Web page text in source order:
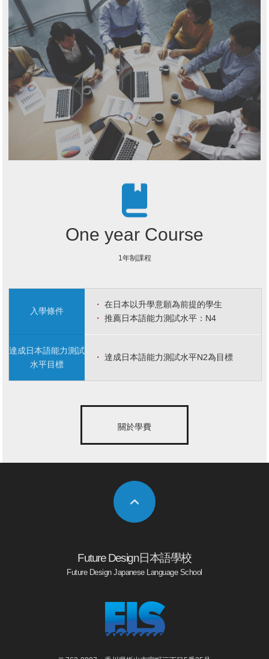
One year Course
1年制課程
入學條件
・ 在日本以升學意願為前提的學生
・ 推薦日本語能力測試水平：N4
達成日本語能力測試
水平目標
・ 達成日本語能力測試水平N2為目標
關於學費
Future Design日本語學校
Future Design Japanese Language School